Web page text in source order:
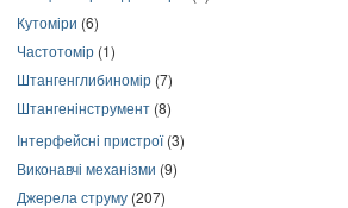
Кутоміри (6)
Частотомір (1)
Штангенглибиномір (7)
Штангенінструмент (8)
Інтерфейсні пристрої(3)
Виконавчі механізми (9)
Джерела струму (207)